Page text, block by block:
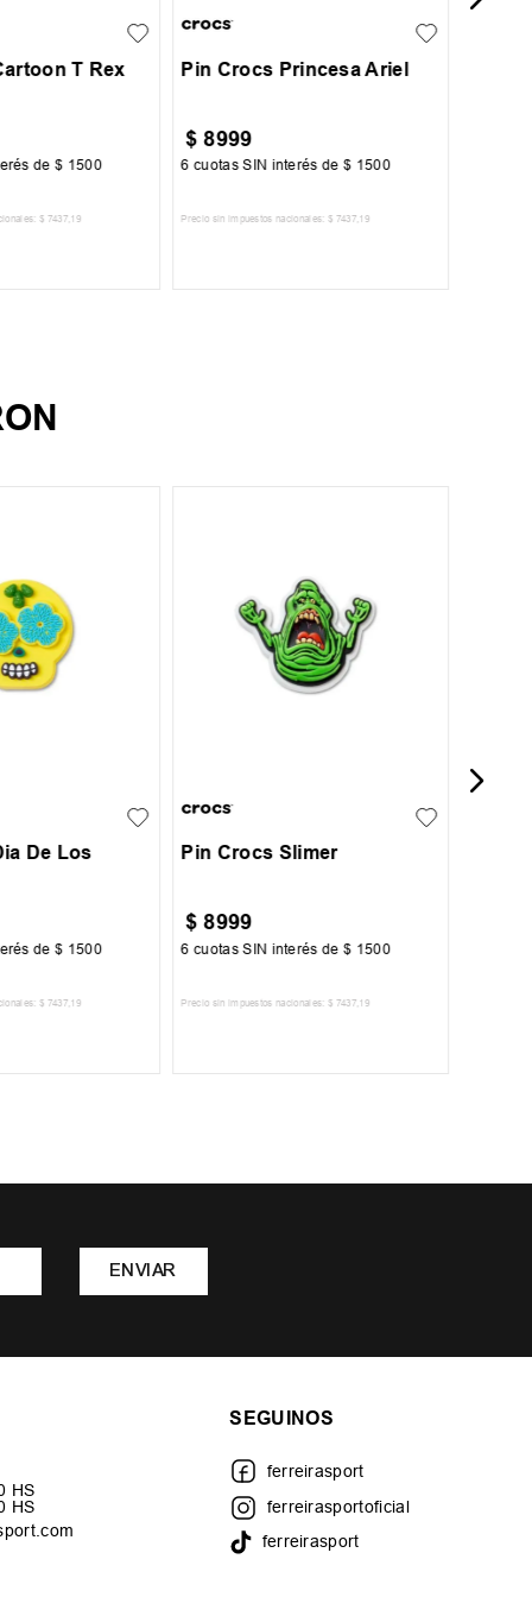
T Rex
de$ 1500
$ 7437 19
Pin Crocs Princesa Ariel
$ 8999
6 cuotas SIN interés de$ 1500
Precio sin impuestos nacionales: $ 7437 19
De Los
de$ 1500
$ 7437 19
Pin Crocs Slimer
$ 8999
6 cuotas SIN interés de$ 1500
Precio sin impuestos nacionales: $ 7437 19
ENVIAR
HS
HS
SEGUINOS
ferreirasport
ferreirasportoficial
ferreirasport